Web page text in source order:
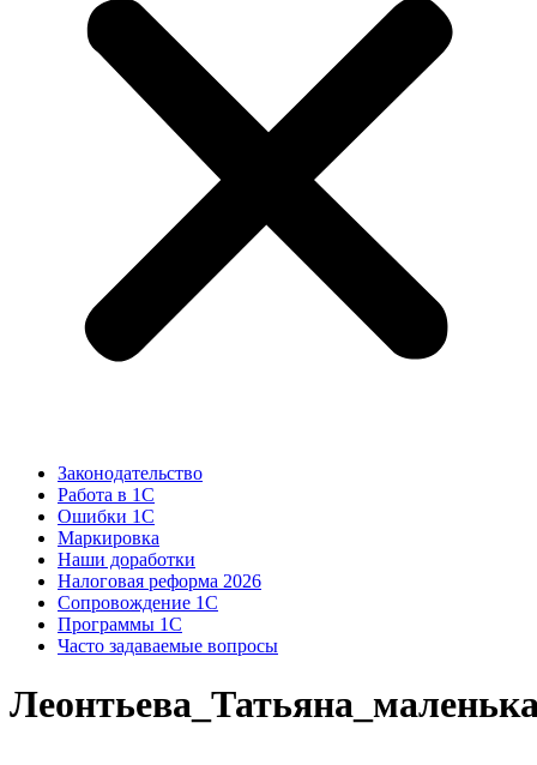
Законодательство
Работа в 1С
Ошибки 1С
Маркировка
Наши доработки
Налоговая реформа 2026
Сопровождение 1С
Программы 1С
Часто задаваемые вопросы